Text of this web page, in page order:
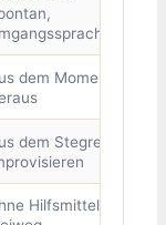
dem Moment
dem Stegreif
Hilfsmittel,